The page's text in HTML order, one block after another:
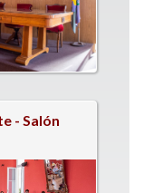
- Salón